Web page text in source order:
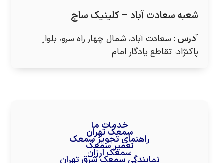
شعبه سعادت آباد – کلینیک ساج
آدرس : سعادت آباد، شمال چهار راه سرو، بلوار
پاکنژاد، تقاطع یادگار امام
خدمات ما
سمعک تهران
راهنمای تجویز سمعک
تعمیر سمعک
سمعک ارزان
نمایندگی سمعک شرق تهران